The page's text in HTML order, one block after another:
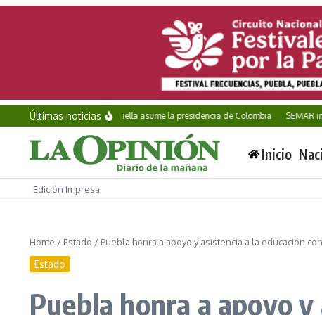
Saltar al contenido
Últimas noticias
Abelardo de la Espriella asume la presidencia de Colombia SEMAR incauta
Inicio
Edición Impresa
Home / Estado / Puebla honra a apoyo y asistencia a la educación
Estado
Puebla honra a apoyo